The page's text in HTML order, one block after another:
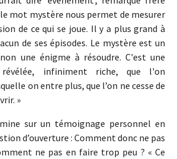
mot mystère nous permet de mesurer
de ce qui se joue. Il y a plus grand à
de ses épisodes. Le mystère est un
une énigme à résoudre. C'est une
infiniment riche, que l'on
on entre plus, que l’on ne cesse de
»
sur un témoignage personnel en
d’ouverture : Comment donc ne pas
ne pas en faire trop peu ? « Ce